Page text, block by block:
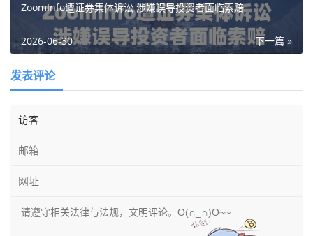
ZoomInfo遭证券集体诉讼 涉嫌误导投资者面临索赔
下一篇 »
2026-06-30
发表评论